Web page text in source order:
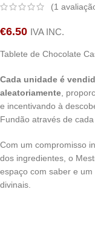
(1
€6.50 IVA INC.
Tablete de Chocolate
Cada unidade é
aleatoriamente,
e incentivando à
Fundão através de
Com um compromisso
dos ingredientes, o
espaço com saber e
divinais.